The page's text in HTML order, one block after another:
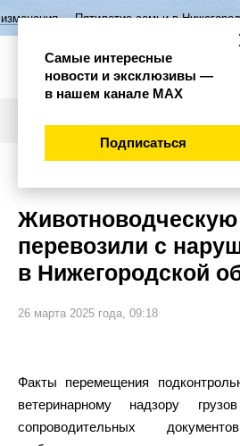
семьи в Нижегородской области
перевозили с
в Нижегородской
26 марта 2025 года, 09:18
Факты перемещения
ветеринарному надзору
сопроводительных
Самые интересные
новости и эксклюзивы —
в нашем канале МАХ
Подписаться